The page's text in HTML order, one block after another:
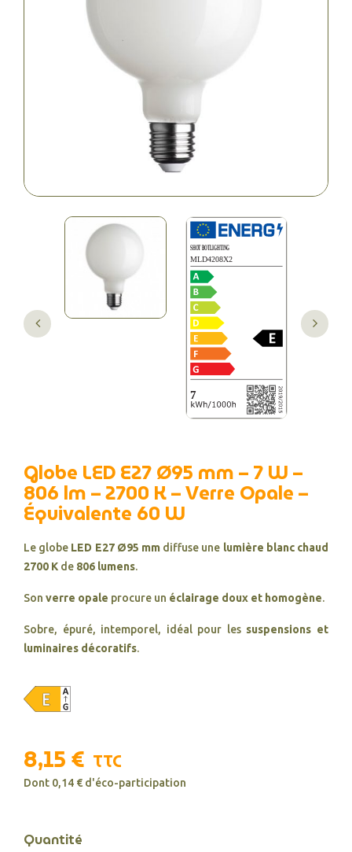
Globe LED E27 Ø95 mm – 7 W –
806 lm – 2700 K – Verre Opale –
Équivalente 60 W
Le globe LED E27 Ø95 mm diffuse une lumière blanc chaud
2700 K de 806 lumens.
Son verre opale procure un éclairage doux et homogène.
Sobre, épuré, intemporel, idéal pour les suspensions et
luminaires décoratifs.
8,15 € TTC
Dont 0,14 € d'éco-participation
Quantité